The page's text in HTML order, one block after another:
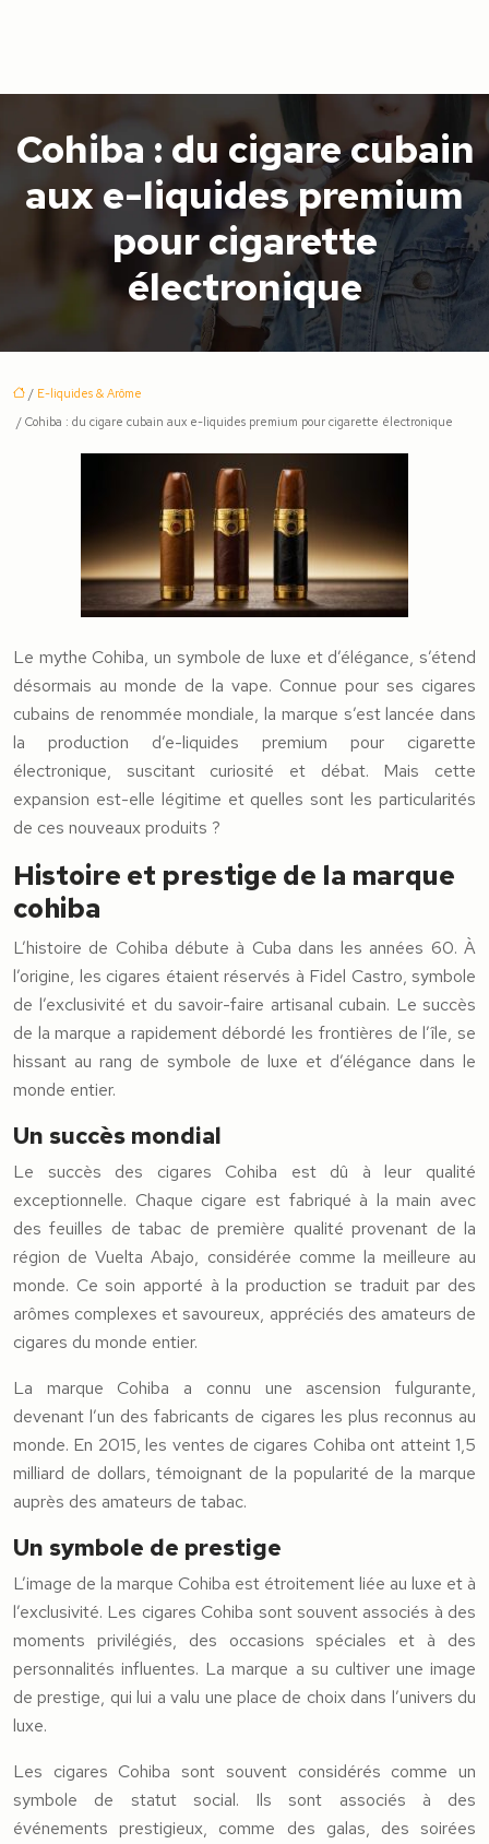
Cohiba : du cigare cubain
aux e-liquides premium
pour cigarette
électronique
/ E-liquides & Arôme
/ Cohiba : du cigare cubain aux e-liquides premium pour cigarette électronique
Le mythe Cohiba, un symbole de luxe et d’élégance, s’étend
désormais au monde de la vape. Connue pour ses cigares
cubains de renommée mondiale, la marque s’est lancée dans
la production d’e-liquides premium pour cigarette
électronique, suscitant curiosité et débat. Mais cette
expansion est-elle légitime et quelles sont les particularités
de ces nouveaux produits ?
Histoire et prestige de la marque
cohiba
L’histoire de Cohiba débute à Cuba dans les années 60. À
l’origine, les cigares étaient réservés à Fidel Castro, symbole
de l’exclusivité et du savoir-faire artisanal cubain. Le succès
de la marque a rapidement débordé les frontières de l’île, se
hissant au rang de symbole de luxe et d’élégance dans le
monde entier.
Un succès mondial
Le succès des cigares Cohiba est dû à leur qualité
exceptionnelle. Chaque cigare est fabriqué à la main avec
des feuilles de tabac de première qualité provenant de la
région de Vuelta Abajo, considérée comme la meilleure au
monde. Ce soin apporté à la production se traduit par des
arômes complexes et savoureux, appréciés des amateurs de
cigares du monde entier.
La marque Cohiba a connu une ascension fulgurante,
devenant l’un des fabricants de cigares les plus reconnus au
monde. En 2015, les ventes de cigares Cohiba ont atteint 1,5
milliard de dollars, témoignant de la popularité de la marque
auprès des amateurs de tabac.
Un symbole de prestige
L’image de la marque Cohiba est étroitement liée au luxe et à
l’exclusivité. Les cigares Cohiba sont souvent associés à des
moments privilégiés, des occasions spéciales et à des
personnalités influentes. La marque a su cultiver une image
de prestige, qui lui a valu une place de choix dans l’univers du
luxe.
Les cigares Cohiba sont souvent considérés comme un
symbole de statut social. Ils sont associés à des
événements prestigieux, comme des galas, des soirées